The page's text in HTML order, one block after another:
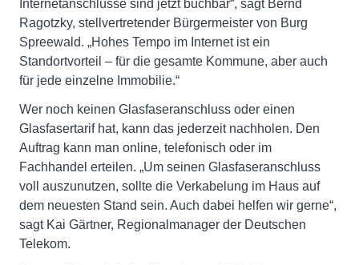
Internetanschlüsse sind jetzt buchbar“, sagt Bernd
Ragotzky, stellvertretender Bürgermeister von Burg
Spreewald. „Hohes Tempo im Internet ist ein
Standortvorteil – für die gesamte Kommune, aber auch
für jede einzelne Immobilie.“
Wer noch keinen Glasfaseranschluss oder einen
Glasfasertarif hat, kann das jederzeit nachholen. Den
Auftrag kann man online, telefonisch oder im
Fachhandel erteilen. „Um seinen Glasfaseranschluss
voll auszunutzen, sollte die Verkabelung im Haus auf
dem neuesten Stand sein. Auch dabei helfen wir gerne“,
sagt Kai Gärtner, Regionalmanager der Deutschen
Telekom.